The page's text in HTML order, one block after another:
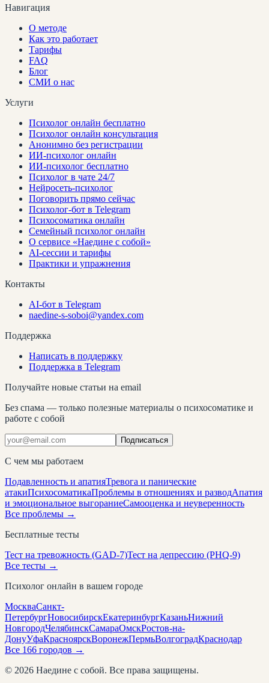
Навигация
О методе
Как это работает
Тарифы
FAQ
Блог
СМИ о нас
Услуги
Психолог онлайн бесплатно
Психолог онлайн консультация
Анонимно без регистрации
ИИ-психолог онлайн
ИИ-психолог бесплатно
Психолог в чате 24/7
Нейросеть-психолог
Поговорить прямо сейчас
Психолог-бот в Telegram
Психосоматика онлайн
Семейный психолог онлайн
О сервисе «Наедине с собой»
AI-сессии и тарифы
Практики и упражнения
Контакты
AI-бот в Telegram
naedine-s-soboi@yandex.com
Поддержка
Написать в поддержку
Поддержка в Telegram
Получайте новые статьи на email
Без спама — только полезные материалы о психосоматике и
работе с собой
Подписаться
С чем мы работаем
Подавленность и апатияТревога и панические
атакиПсихосоматикаПроблемы в отношениях и разводАпатия
и эмоциональное выгораниеСамооценка и неуверенность
Все проблемы →
Бесплатные тесты
Тест на тревожность (GAD-7)Тест на депрессию (PHQ-9)
Все тесты →
Психолог онлайн в вашем городе
МоскваСанкт-
ПетербургНовосибирскЕкатеринбургКазаньНижний
НовгородЧелябинскСамараОмскРостов-на-
ДонуУфаКрасноярскВоронежПермьВолгоградКраснодар
Все 166 городов →
© 2026 Наедине с собой. Все права защищены.